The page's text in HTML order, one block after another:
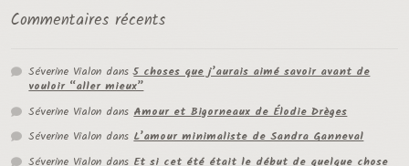
Commentaires récents
Séverine Vialon dans5 choses que j’aurais aimé savoir avant de
vouloir “aller mieux”
Séverine Vialon dans Amour et Bigorneaux de Élodie Drèges
Séverine Vialon dansL’amour minimaliste de Sandra Ganneval
Séverine Vialon dansEt si cet été était le début de quelque chose